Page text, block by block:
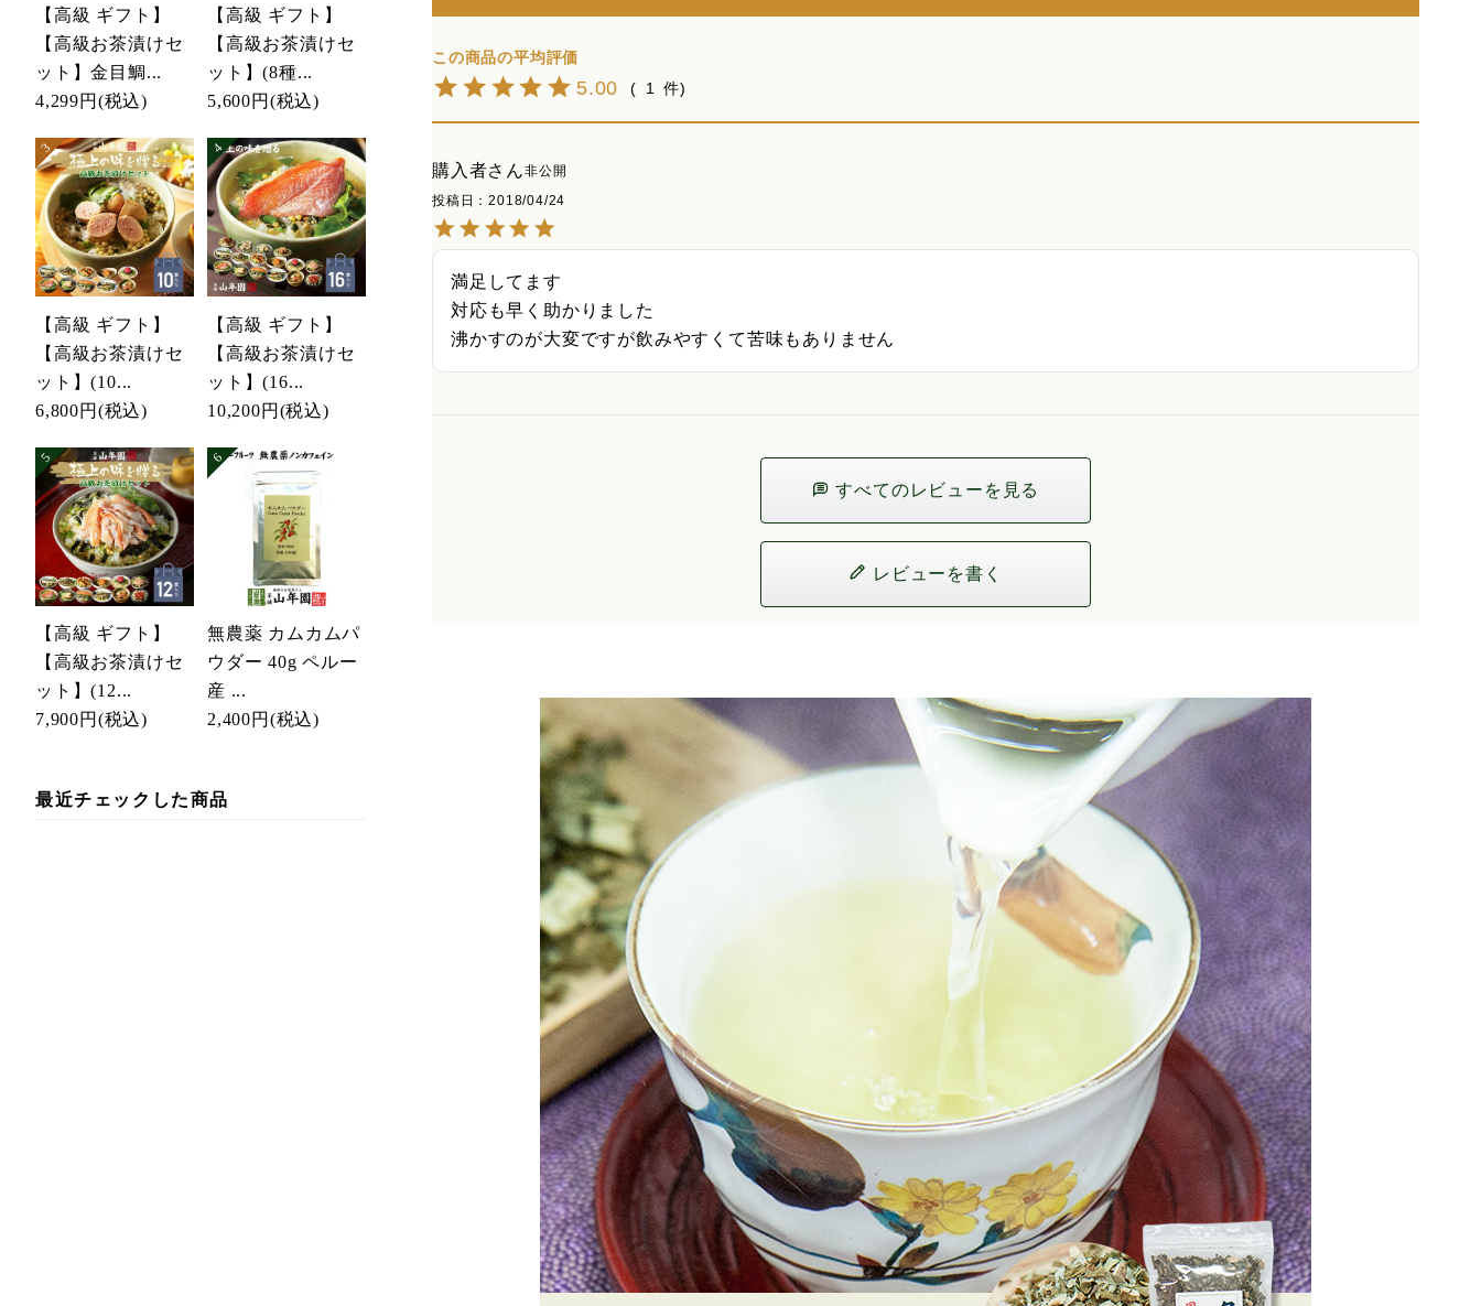
【高級 ギフト】
【高級お茶漬けセ
ット】金目鯛...
4,299円 (税込)
【高級 ギフト】
【高級お茶漬けセ
ット】(8種...
5,600円 (税込)
【高級 ギフト】
【高級お茶漬けセ
ット】(10...
6,800円 (税込)
【高級 ギフト】
【高級お茶漬けセ
ット】(16...
10,200円 (税込)
【高級 ギフト】
【高級お茶漬けセ
ット】(12...
7,900円 (税込)
無農薬 カムカムパ
ウダー 40g ペルー
産 ...
2,400円 (税込)
最近チェックした商品
5.00 1
購入者
非公開
投稿日
2018/04/24
満足してます
対応も早く助かりました
沸かすのが大変ですが飲みやすくて苦味もありません
すべてのレビューを見る
レビューを書く